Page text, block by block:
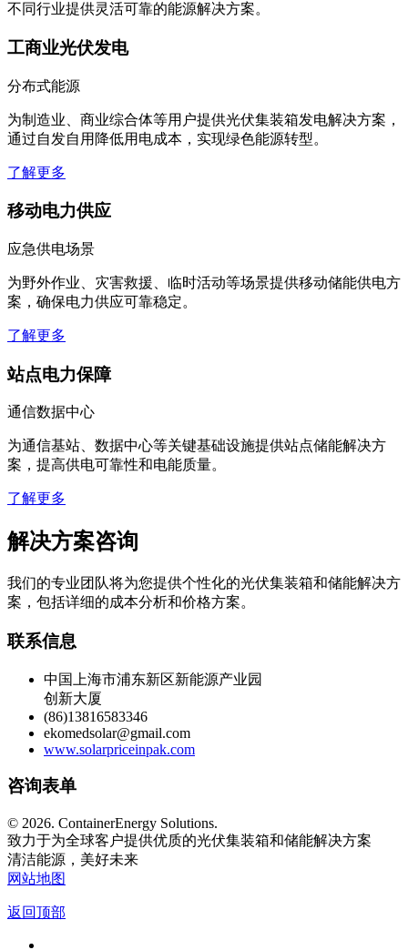
不同行业提供灵活可靠的能源解决方案。
工商业光伏发电
分布式能源
为制造业、商业综合体等用户提供光伏集装箱发电解决方案，
通过自发自用降低用电成本，实现绿色能源转型。
了解更多
移动电力供应
应急供电场景
为野外作业、灾害救援、临时活动等场景提供移动储能供电方
案，确保电力供应可靠稳定。
了解更多
站点电力保障
通信数据中心
为通信基站、数据中心等关键基础设施提供站点储能解决方
案，提高供电可靠性和电能质量。
了解更多
解决方案咨询
我们的专业团队将为您提供个性化的光伏集装箱和储能解决方
案，包括详细的成本分析和价格方案。
联系信息
中国上海市浦东新区新能源产业园
创新大厦
(86)13816583346
ekomedsolar@gmail.com
www.solarpriceinpak.com
咨询表单
© 2026. ContainerEnergy Solutions.
致力于为全球客户提供优质的光伏集装箱和储能解决方案
清洁能源，美好未来
网站地图
返回顶部